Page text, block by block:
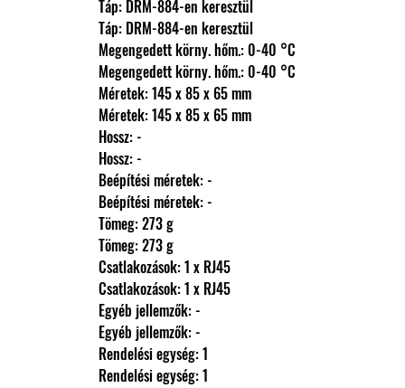
                Táp: DRM-884-en keresztül
                Táp: DRM-884-en keresztül
                Megengedett körny. hőm.: 0-40 °C
                Megengedett körny. hőm.: 0-40 °C
                Méretek: 145 x 85 x 65 mm
                Méretek: 145 x 85 x 65 mm
                Hossz: -
                Hossz: -
                Beépítési méretek: -
                Beépítési méretek: -
                Tömeg: 273 g
                Tömeg: 273 g
                Csatlakozások: 1 x RJ45
                Csatlakozások: 1 x RJ45
                Egyéb jellemzők: -
                Egyéb jellemzők: -
                Rendelési egység: 1
                Rendelési egység: 1